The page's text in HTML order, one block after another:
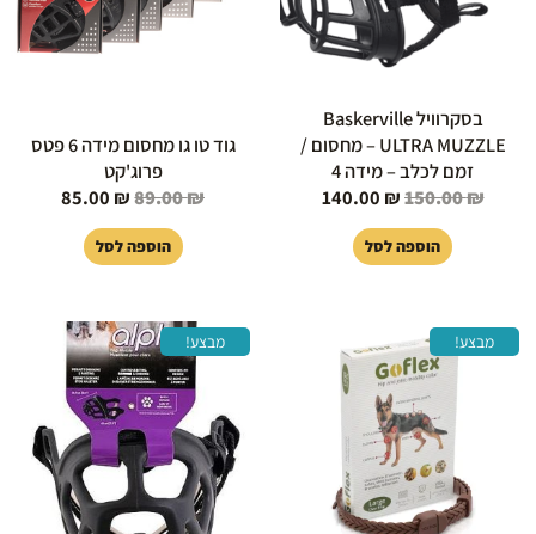
בסקרוויל Baskerville
ULTRA MUZZLE – מחסום /
זמם לכלב – מידה 4
150.00₪
140.00 ₪
הוספה לסל
גוד טו גו מחסום מידה 6 פטס
פרוג'קט
89.00₪
85.00 ₪
הוספה לסל
מבצע!
המקורי
היה:
169.00 ₪.
מבצע!
המחיר
המקורי
היה:
140.00 ₪.